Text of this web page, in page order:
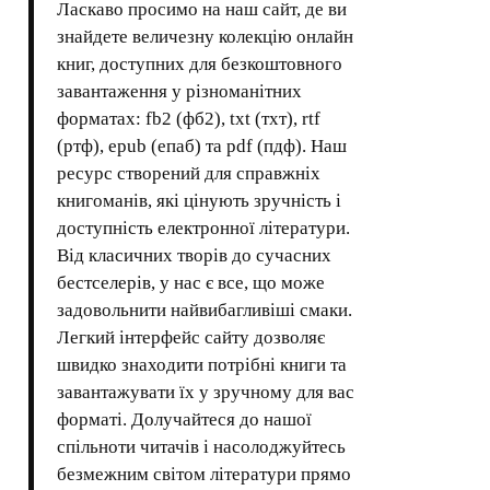
Ласкаво просимо на наш сайт, де ви
знайдете величезну колекцію онлайн
книг, доступних для безкоштовного
завантаження у різноманітних
форматах: fb2 (фб2), txt (тхт), rtf
(ртф), epub (епаб) та pdf (пдф). Наш
ресурс створений для справжніх
книгоманів, які цінують зручність і
доступність електронної літератури.
Від класичних творів до сучасних
бестселерів, у нас є все, що може
задовольнити найвибагливіші смаки.
Легкий інтерфейс сайту дозволяє
швидко знаходити потрібні книги та
завантажувати їх у зручному для вас
форматі. Долучайтеся до нашої
спільноти читачів і насолоджуйтесь
безмежним світом літератури прямо